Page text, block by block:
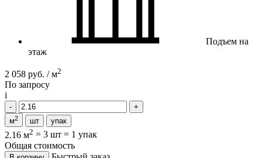
Подъем на
этаж
2 058 руб. / м2
По запросу
i
м2 шт упак
2.16 м2 = 3 шт = 1 упак
Общая стоимость